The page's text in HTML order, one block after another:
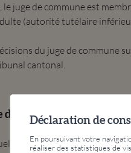
le juge de commune est
(autorité tutélaire
du juge de commune
cantonal.
de commune
Gaillard (ad interim)
Déclaration de
En poursuivant votre
réaliser des statistiques de